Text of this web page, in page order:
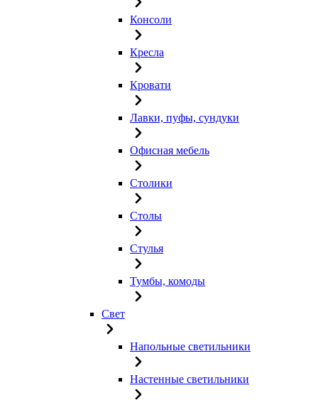
Консоли
Кресла
Кровати
Лавки, пуфы, сундуки
Офисная мебель
Столики
Столы
Стулья
Тумбы, комоды
Свет
Напольные светильники
Настенные светильники